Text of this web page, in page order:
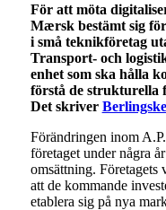
För att möta
Mærsk bestämt sig
i små teknikföretag
Transport- och
enhet som ska hålla
förstå de strukturella
Det skriver Berlingske
Förändringen inom
företaget under några
omsättning. Företagets
att de kommande
etablera sig på nya